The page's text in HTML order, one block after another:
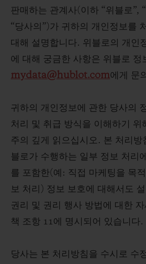
판매하는 관계사(이하 “위블로”,
“당사의”)가 귀하의 개인정보를
대해 설명합니다. 위블로의 개인
에 대해 궁금한 사항은 위블로 정
mydata@hublot.com에게 문
귀하의 개인정보에 관한 당사의
처리 및 취급 방식을 이해하기 위
주의 깊게 읽으십시오. 본 처리방
블로가 수행하는 일부 정보 처리
를 포함한(예: 직접 마케팅을 목
보 처리) 정보 보호에 대해서도
권리 및 권리 행사 방법에 대한
책 조항 11에 명시되어 있습니다.
당사는 본 처리방침을 수시로 수
빅뱅
썸머 멀티 컬러 세라믹
빅뱅
피치 세라믹
익스클루시브 서비스
5+5 워런티
예상 배송일
무료 배송 & 반품